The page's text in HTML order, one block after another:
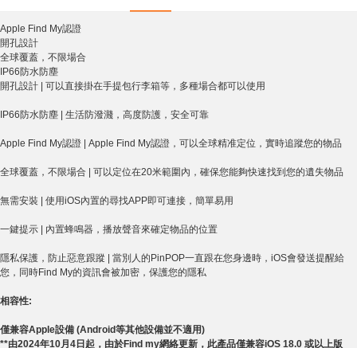
Apple Find My認證
開孔設計
全球覆蓋，不限場合
IP66防水防塵
開孔設計 | 可以直接掛在手提包行李箱等，多種場合都可以使用
IP66防水防塵 | 生活防潑濺，高度防護，安全可靠
Apple Find My認證 | Apple Find My認證，可以全球精准定位，實時追蹤您的物品
全球覆蓋，不限場合 | 可以定位在20米範圍內，確保您能夠快速找到您的遺失物品
無需安裝 | 使用iOS內置的尋找APP即可連接，簡單易用
一鍵提示 | 內置蜂鳴器，播放聲音來確定物品的位置
隱私保護，防止惡意跟蹤 | 當別人的PinPOP一直跟在您身邊時，iOS會發送提醒給
您，同時Find My的資訊會被加密，保護您的隱私
相容性:
僅兼容Apple設備 (Android等其他設備並不適用)
**由2024年10月4日起，由於Find my網絡更新，此產品僅兼容iOS 18.0 或以上版